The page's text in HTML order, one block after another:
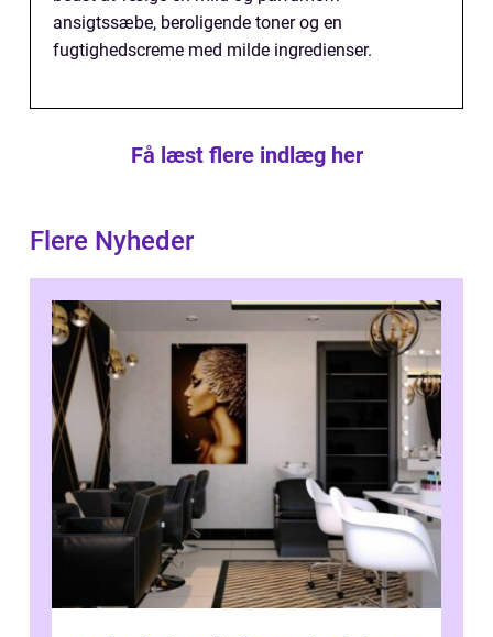
ansigtssæbe, beroligende toner og en
fugtighedscreme med milde ingredienser.
Få læst flere indlæg her
Flere Nyheder